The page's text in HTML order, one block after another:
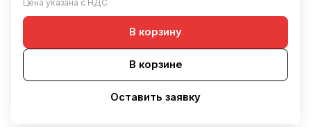
Цена указана с НДС
В корзину
В корзине
Оставить заявку